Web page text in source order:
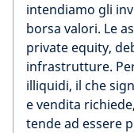
intendiamo gli
borsa valori. Le
private equity,
infrastrutture.
illiquidi, il che
e vendita
tende ad essere